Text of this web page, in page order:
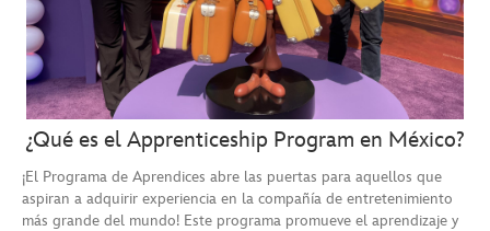
¿Qué es el Apprenticeship Program en México?
¡El Programa de Aprendices abre las puertas para aquellos que
aspiran a adquirir experiencia en la compañía de entretenimiento
más grande del mundo! Este programa promueve el aprendizaje y